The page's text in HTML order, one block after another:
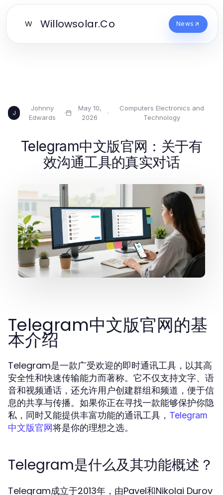
W Willowsolar.Co News
J
Johnny
Edwards
·
May 10,
2026
·
Computers Electronics and
Technology
Telegram中文版官网：关于有
效沟通工具的真实对话
Telegram中文版官网的基
本介绍
Telegram是一款广受欢迎的即时通讯工具，以其高
安全性和快速传输能力而著称。它不仅支持文字、语
音和视频通话，还允许用户创建群组和频道，便于信
息的共享与传播。如果你正在寻找一款能够保护你隐
私，同时又能提供丰富功能的通讯工具， Telegram
中文版官网将是你的理想之选。
Telegram是什么及其功能概述？
Telegram成立于2013年，由Pavel和Nikolai Durov